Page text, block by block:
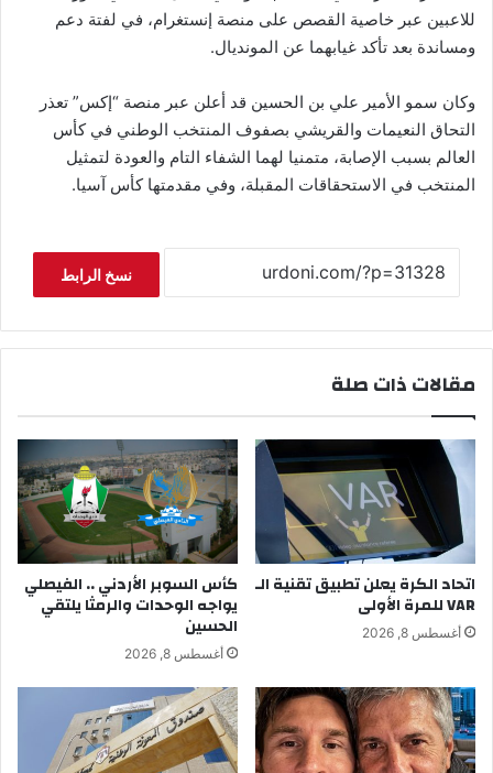
للاعبين عبر خاصية القصص على منصة إنستغرام، في لفتة دعم
ومساندة بعد تأكد غيابهما عن المونديال.
وكان سمو الأمير علي بن الحسين قد أعلن عبر منصة “إكس” تعذر
التحاق النعيمات والقريشي بصفوف المنتخب الوطني في كأس
العالم بسبب الإصابة، متمنيا لهما الشفاء التام والعودة لتمثيل
المنتخب في الاستحقاقات المقبلة، وفي مقدمتها كأس آسيا.
نسخ الرابط
مقالات ذات صلة
اتحاد الكرة يعلن تطبيق تقنية الـ
VAR للمرة الأولى
أغسطس 8, 2026
كأس السوبر الأردني .. الفيصلي
يواجه الوحدات والرمثا يلتقي
الحسين
أغسطس 8, 2026